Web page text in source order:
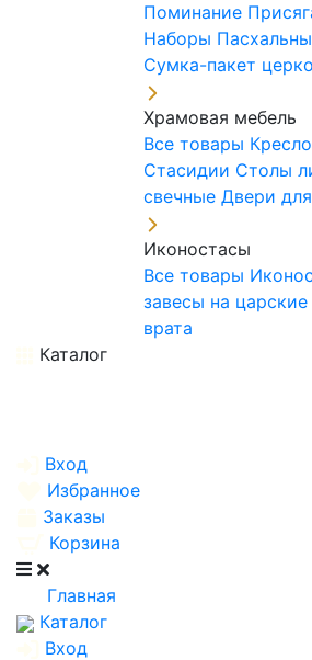
Поминание
Наборы
Сумка-пакет
Храмовая мебель
Все товары
Стасидии Столы
свечные Двери
Иконостасы
Все товары
завесы на царские
врата
Каталог
Вход
Избранное
Заказы
Корзина
Главная
Каталог
Вход